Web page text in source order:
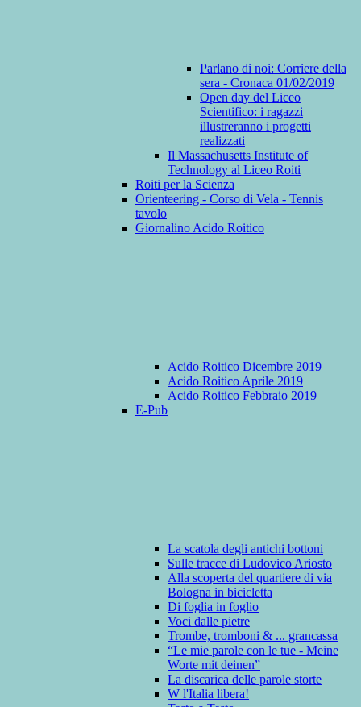
Parlano di noi: Corriere della
sera - Cronaca 01/02/2019
Open day del Liceo
Scientifico: i ragazzi
illustreranno i progetti
realizzati
Il Massachusetts Institute of
Technology al Liceo Roiti
Roiti per la Scienza
Orienteering - Corso di Vela - Tennis
tavolo
Giornalino Acido Roitico
Acido Roitico Dicembre 2019
Acido Roitico Aprile 2019
Acido Roitico Febbraio 2019
E-Pub
La scatola degli antichi bottoni
Sulle tracce di Ludovico Ariosto
Alla scoperta del quartiere di via
Bologna in bicicletta
Di foglia in foglio
Voci dalle pietre
Trombe, tromboni & ... grancassa
“Le mie parole con le tue - Meine
Worte mit deinen”
La discarica delle parole storte
W l'Italia libera!